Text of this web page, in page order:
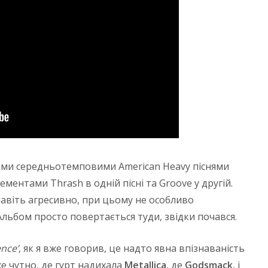
середньотемповими American Heavy піснями
Thrash в одній пісні та Groove у другій.
агресивно, при цьому не особливо
просто повертається туди, звідки почався.
, як я вже говорив, це надто явна впізнаваність
чутно, де гурт надихала Metallica, де Godsmack, і